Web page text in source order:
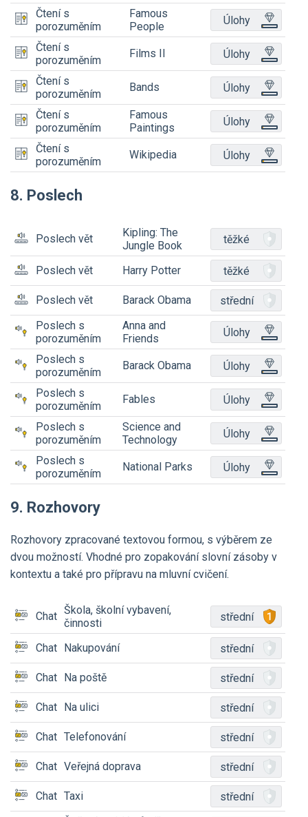
Čtení s
porozuměním
Famous
People
Úlohy
Čtení s
porozuměním
Films II Úlohy
Čtení s
porozuměním
Bands Úlohy
Čtení s
porozuměním
Famous
Paintings
Úlohy
Čtení s
porozuměním
Wikipedia Úlohy
8. Poslech
Poslech vět
Kipling: The
Jungle Book
těžké
Poslech vět Harry Potter těžké
Poslech vět Barack Obama
střední
Poslech s
porozuměním
Anna and
Friends
Úlohy
Poslech s
porozuměním
Barack Obama Úlohy
Poslech s
porozuměním
Fables Úlohy
Poslech s
porozuměním
Science and
Technology
Úlohy
Poslech s
porozuměním
National Parks Úlohy
9. Rozhovory
Rozhovory zpracované textovou formou, s výběrem ze
dvou možností. Vhodné pro zopakování slovní zásoby v
kontextu a také pro přípravu na mluvní cvičení.
Chat Škola, školní vybavení,
činnosti
střední
Chat Nakupování střední
Chat Na poště střední
Chat Na ulici střední
Chat Telefonování střední
Chat Veřejná doprava střední
Chat Taxi střední